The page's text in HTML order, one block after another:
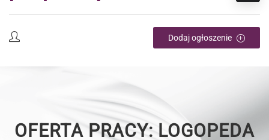
Dodaj ogłoszenie
OFERTA PRACY: LOGOPEDA